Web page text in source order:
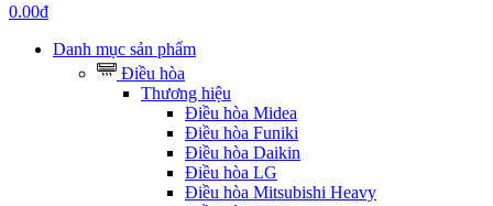
0.00đ
Danh mục sản phẩm
Điều hòa
Thương hiệu
Điều hòa Midea
Điều hòa Funiki
Điều hòa Daikin
Điều hòa LG
Điều hòa Mitsubishi Heavy